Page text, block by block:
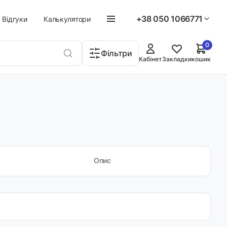
Відгуки Калькулятори +38 050 1066771
Фільтри
КабінетЗакладкикошик
0
Опис